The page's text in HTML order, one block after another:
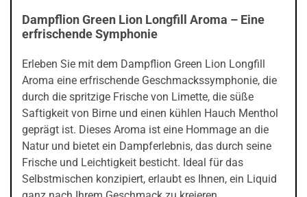
Dampflion Green Lion Longfill Aroma – Eine
erfrischende Symphonie
Erleben Sie mit dem Dampflion Green Lion Longfill
Aroma eine erfrischende Geschmackssymphonie, die
durch die spritzige Frische von Limette, die süße
Saftigkeit von Birne und einen kühlen Hauch Menthol
geprägt ist. Dieses Aroma ist eine Hommage an die
Natur und bietet ein Dampferlebnis, das durch seine
Frische und Leichtigkeit besticht. Ideal für das
Selbstmischen konzipiert, erlaubt es Ihnen, ein Liquid